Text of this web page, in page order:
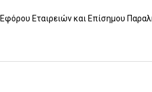
Εταιρειών και Επίσημου